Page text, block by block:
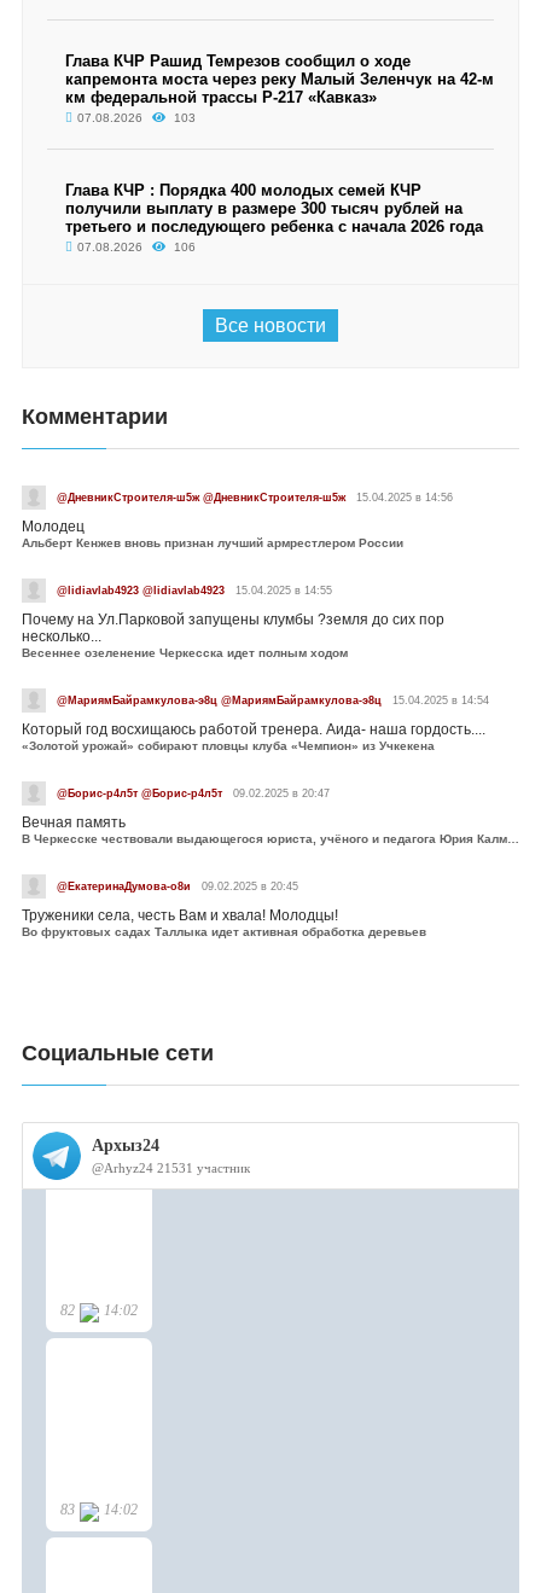
Глава КЧР Рашид Темрезов сообщил о ходе
капремонта моста через реку Малый Зеленчук на 42-м
км федеральной трассы Р-217 «Кавказ»
07.08.2026 103
Глава КЧР : Порядка 400 молодых семей КЧР
получили выплату в размере 300 тысяч рублей на
третьего и последующего ребенка с начала 2026 года
07.08.2026 106
Все новости
Комментарии
@ДневникСтроителя-ш5ж @ДневникСтроителя-ш5ж 15.04.2025 в 14:56
Молодец
Альберт Кенжев вновь признан лучший армрестлером России
@lidiavlab4923 @lidiavlab4923 15.04.2025 в 14:55
Почему на Ул.Парковой запущены клумбы ?земля до сих пор
несколько...
Весеннее озеленение Черкесска идет полным ходом
@МариямБайрамкулова-э8ц @МариямБайрамкулова-э8ц 15.04.2025 в 14:54
Который год восхищаюсь работой тренера. Аида- наша гордость....
«Золотой урожай» собирают пловцы клуба «Чемпион» из Учкекена
@Борис-р4л5т @Борис-р4л5т 09.02.2025 в 20:47
Вечная память
В Черкесске чествовали выдающегося юриста, учёного и педагога Юрия Калмыкова
@ЕкатеринаДумова-о8и 09.02.2025 в 20:45
Труженики села, честь Вам и хвала! Молодцы!
Во фруктовых садах Таллыка идет активная обработка деревьев
Социальные сети